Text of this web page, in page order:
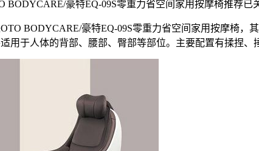
BODYCARE/豪特EQ-09S零重力省空间家用按摩椅推荐已
BODYCARE/豪特EQ-09S零重力省空间家用按摩椅
用于人体的背部、腰部、臀部等部位。主要配置有揉捏、